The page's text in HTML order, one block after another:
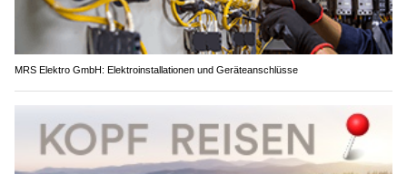
MRS Elektro GmbH: Elektroinstallationen und Geräteanschlüsse